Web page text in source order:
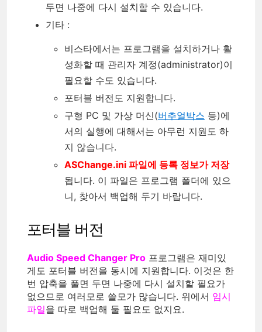
두면 나중에 다시 설치할 수 있습니다.
기타 :
비스타에서는 프로그램을 설치하거나 활
성화할 때 관리자 계정(administrator)이
필요할 수도 있습니다.
포터블 버전도 지원합니다.
구형 PC 및 가상 머신(버추얼박스 등)에
서의 실행에 대해서는 아무런 지원도 하
지 않습니다.
ASChange.ini 파일에 등록 정보가 저장
됩니다. 이 파일은 프로그램 폴더에 있으
니, 찾아서 백업해 두기 바랍니다.
포터블 버전
Audio Speed Changer Pro 프로그램은 재미있
게도 포터블 버전을 동시에 지원합니다. 이것은 한
번 압축을 풀면 두면 나중에 다시 설치할 필요가
없으므로 여러모로 쓸모가 많습니다. 위에서 임시
파일을 따로 백업해 둘 필요도 없지요.